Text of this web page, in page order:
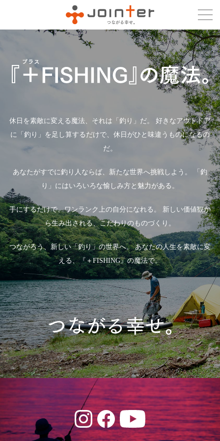
休日を素敵に変える魔法、それは「釣り」だ。
好きなアウトドア
に「釣り」を足し算するだけで、休日がひと味違うものになるの
だ。
あなたがすでに釣り人ならば、新たな世界へ挑戦しよう。
「釣
り」にはいろいろな愉しみ方と魅力がある。
手にするだけで、ワンランク上の自分になれる。
新しい価値観か
ら生み出される、こだわりのものづくり。
つながろう、新しい「釣り」の世界へ。あなたの人生を素敵に変
える、『＋FISHING』の魔法で。